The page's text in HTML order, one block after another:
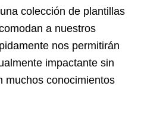
colección de plantillas
a nuestros
nos permitirán
impactante sin
muchos conocimientos